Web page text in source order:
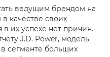
ведущим брендом на
качестве своих
их успехе нет причин.
J.D. Power, модель
сегменте больших